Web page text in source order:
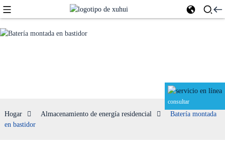
consultar
Hogar Almacenamiento de energía residencial
Batería montada
en bastidor